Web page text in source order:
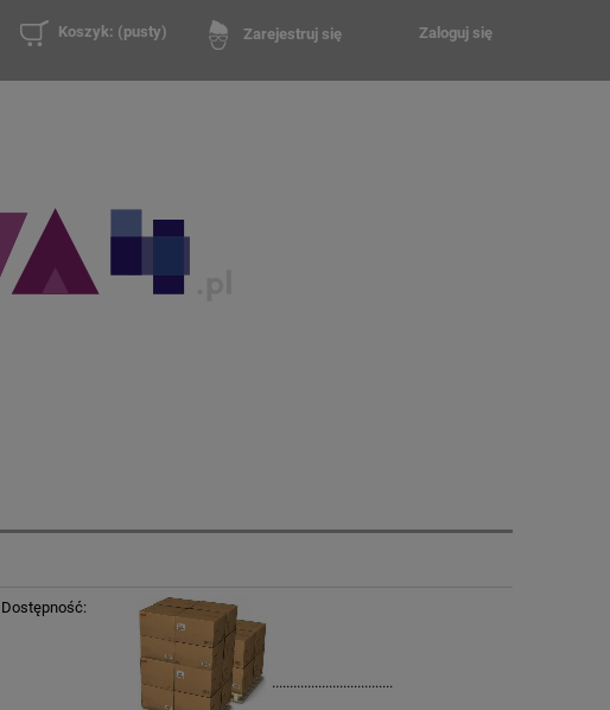
Zarejestruj się Zaloguj się
Koszyk: (pusty)
Dostępność:
..................................